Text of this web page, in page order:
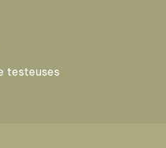
testeuses